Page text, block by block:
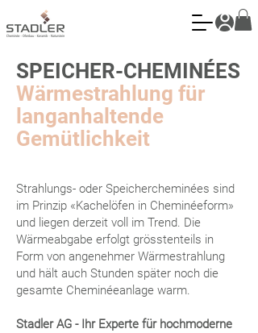
SPEICHER-CHEMINÉES
Wärmestrahlung für
langanhaltende
Gemütlichkeit
Strahlungs- oder Speichercheminées sind
im Prinzip «Kachelöfen in Cheminéeform»
und liegen derzeit voll im Trend. Die
Wärmeabgabe erfolgt grösstenteils in
Form von angenehmer Wärmestrahlung
und hält auch Stunden später noch die
gesamte Cheminéeanlage warm.
Stadler AG - Ihr Experte für hochmoderne